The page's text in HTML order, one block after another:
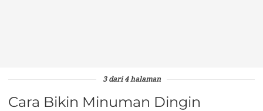
3 dari 4 halaman
Cara Bikin Minuman Dingin